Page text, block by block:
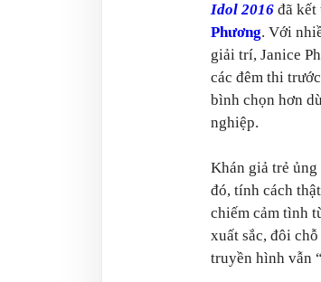
Idol 2016 đã kết
Phương. Với
giải trí, Janice
các đêm thi
bình chọn hơn
nghiệp.
Khán giả trẻ
đó, tính cách
chiếm cảm tình
xuất sắc, đôi
truyền hình vẫn